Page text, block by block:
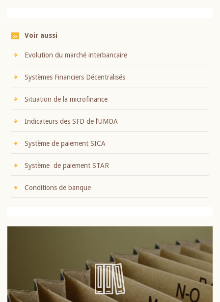
Voir aussi
Evolution du marché interbancaire
Systèmes Financiers Décentralisés
Situation de la microfinance
Indicateurs des SFD de l’UMOA
Système de paiement SICA
Système de paiement STAR
Conditions de banque